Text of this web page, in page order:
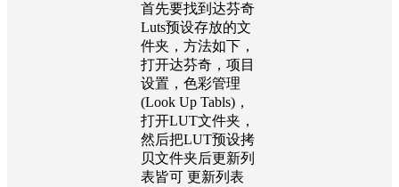
首先要找到达芬奇
Luts预设存放的文
件夹，方法如下，
打开达芬奇，项目
设置，色彩管理
(Look Up Tabls)，
打开LUT文件夹，
然后把LUT预设拷
贝文件夹后更新列
表皆可 更新列表